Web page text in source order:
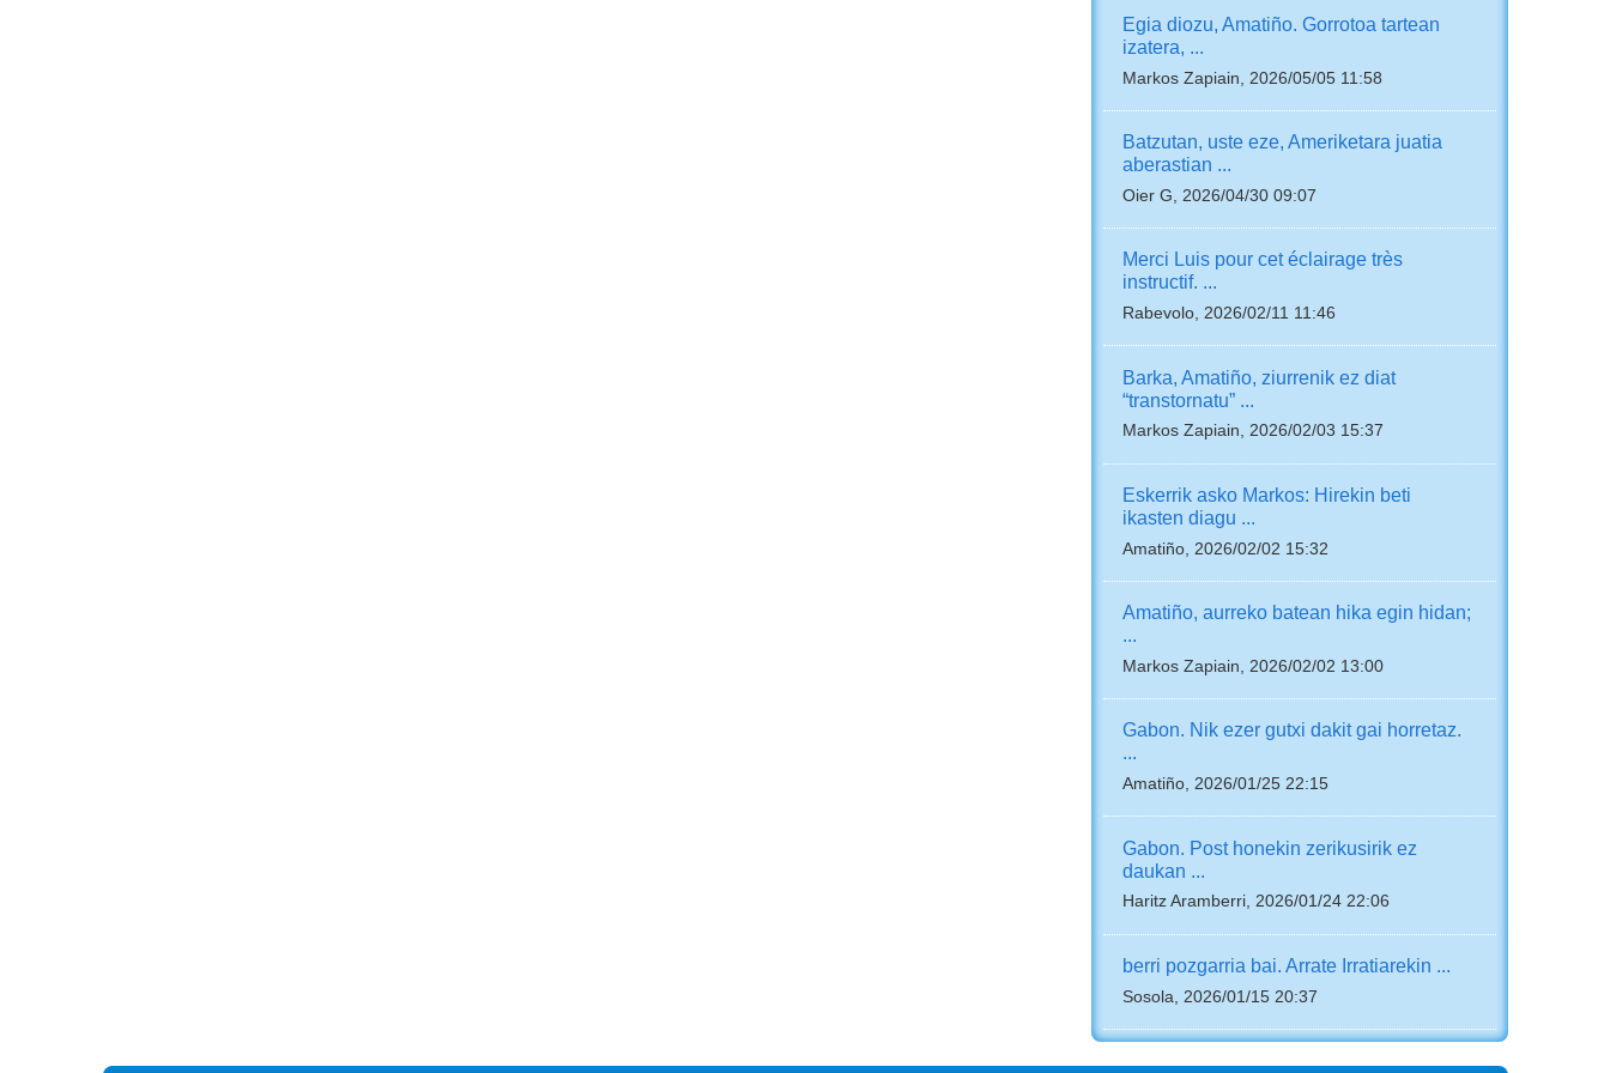
Egia diozu, Amatiño. Gorrotoa tartean
izatera, ...
Markos Zapiain, 2026/05/05 11:58
Batzutan, uste eze, Ameriketara juatia
aberastian ...
Oier G, 2026/04/30 09:07
Merci Luis pour cet éclairage très
instructif. ...
Rabevolo, 2026/02/11 11:46
Barka, Amatiño, ziurrenik ez diat
“transtornatu” ...
Markos Zapiain, 2026/02/03 15:37
Eskerrik asko Markos: Hirekin beti
ikasten diagu ...
Amatiño, 2026/02/02 15:32
Amatiño, aurreko batean hika egin hidan;
...
Markos Zapiain, 2026/02/02 13:00
Gabon. Nik ezer gutxi dakit gai horretaz.
...
Amatiño, 2026/01/25 22:15
Gabon. Post honekin zerikusirik ez
daukan ...
Haritz Aramberri, 2026/01/24 22:06
berri pozgarria bai. Arrate Irratiarekin ...
Sosola, 2026/01/15 20:37